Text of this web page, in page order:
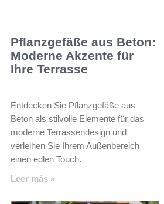
Pflanzgefäße aus Beton:
Moderne Akzente für
Ihre Terrasse
Entdecken Sie Pflanzgefäße aus
Beton als stilvolle Elemente für das
moderne Terrassendesign und
verleihen Sie Ihrem Außenbereich
einen edlen Touch.
Leer más »